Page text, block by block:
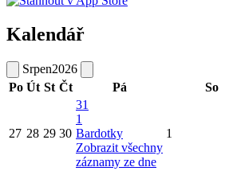
Kalendář
Srpen2026
Po Út St Čt Pá So
27 28 29 30
31
1
Bardotky
Zobrazit všechny
záznamy ze dne
1